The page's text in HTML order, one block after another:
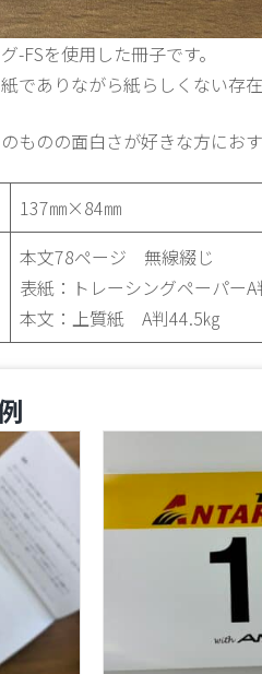
-FSを使用した冊子です。
でありながら紙らしくない存
ものの面白さが好きな方におす
137㎜×84㎜
本文78ページ 無線綴じ
表紙：トレーシングペーパーA
本文：上質紙 A判44.5㎏